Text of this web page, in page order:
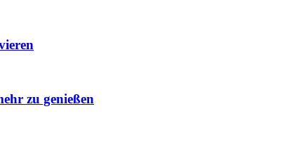
zu genießen